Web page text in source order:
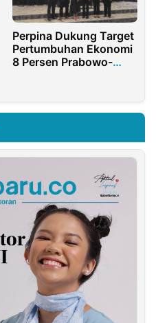
Perpina Dukung Target
Pertumbuhan Ekonomi
8 Persen Prabowo-